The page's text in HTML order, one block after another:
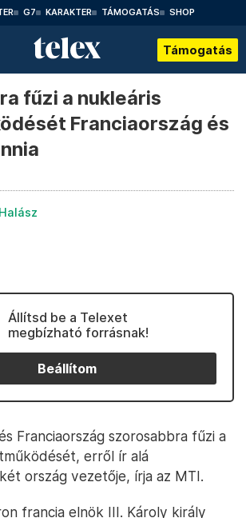
G7 KARAKTER TÁMOGATÁS SHOP
Támogatás
fűzi a nukleáris
Franciaország és
Állítsd be a Telexet
megbízható forrásnak!
Beállítom
Franciaország szorosabbra fűzi a
erről ír alá
ország vezetője, írja az MTI.
francia elnök III. Károly király